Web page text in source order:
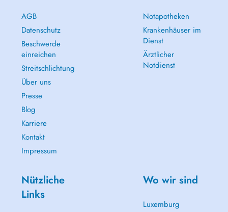
AGB
Datenschutz
Beschwerde
einreichen
Streitschlichtung
Über uns
Presse
Blog
Karriere
Kontakt
Impressum
Notapotheken
Krankenhäuser im
Dienst
Ärztlicher
Notdienst
Nützliche
Links
Wo wir sind
Luxemburg